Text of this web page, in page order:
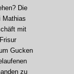
Die
Mathias
mit
Gucken
zu